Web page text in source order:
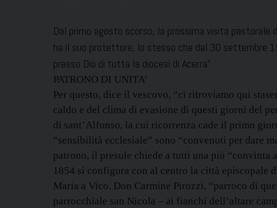
Dal primo agosto scorso, la prossima visita pastorale
ha il suo protettore, lo stesso che dal 30 settembre
presso Dio di tutta la diocesi di Acerra”.
PATRONO DI UNITA’
Per questo, dice il vescovo, “ci ritroviamo qui
caldo e del clima di evasione di questi giorni del
di sant’Alfonso, la cui ricorrenza cade il primo
“sensibilità ecclesiale” sono “convenuti per dare
patrono, il presule chiede a tutti una più “convinta
1854 si configura con al centro la città episcopale
Maria a Vico. Don Carmine Pirozzi, “parroco di
parrocchiale san Nicola – ai fianchi dell’altare